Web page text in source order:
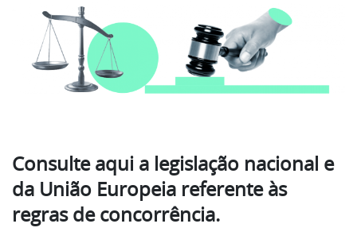
Consulte aqui a legislação nacional e
da União Europeia referente às
regras de concorrência.